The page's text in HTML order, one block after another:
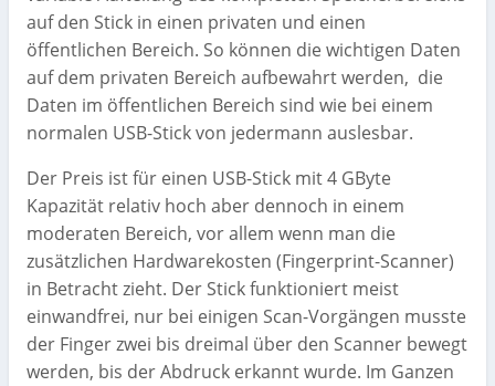
auf den Stick in einen privaten und einen
öffentlichen Bereich. So können die wichtigen Daten
auf dem privaten Bereich aufbewahrt werden, die
Daten im öffentlichen Bereich sind wie bei einem
normalen USB-Stick von jedermann auslesbar.
Der Preis ist für einen USB-Stick mit 4 GByte
Kapazität relativ hoch aber dennoch in einem
moderaten Bereich, vor allem wenn man die
zusätzlichen Hardwarekosten (Fingerprint-Scanner)
in Betracht zieht. Der Stick funktioniert meist
einwandfrei, nur bei einigen Scan-Vorgängen musste
der Finger zwei bis dreimal über den Scanner bewegt
werden, bis der Abdruck erkannt wurde. Im Ganzen